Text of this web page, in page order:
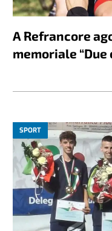
A Refrancore
memoriale “Due
SPORT